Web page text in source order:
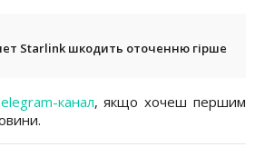
Starlink шкодить оточенню гірше
канал, якщо хочеш першим